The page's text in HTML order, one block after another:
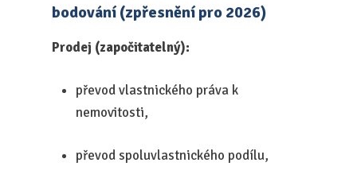
bodování (zpřesnění pro 2026)
Prodej (započitatelný):
převod vlastnického práva k
nemovitosti,
převod spoluvlastnického podílu,